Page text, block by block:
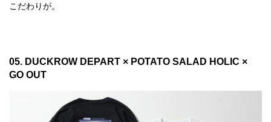
こだわりが。
05. DUCKROW DEPART × POTATO SALAD HOLIC ×
GO OUT